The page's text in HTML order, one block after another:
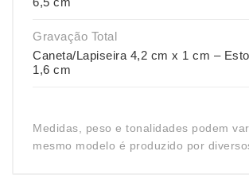
Gravação Total
Caneta/Lapiseira 4,2 cm x 1 cm –
1,6 cm
Medidas, peso e tonalidades podem
mesmo modelo é produzido por